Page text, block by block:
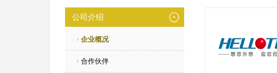
公司介绍
企业概况
合作伙伴